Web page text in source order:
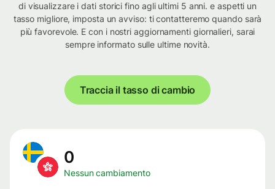
di visualizzare i dati storici fino agli ultimi 5 anni. e aspetti un
tasso migliore, imposta un avviso: ti contatteremo quando sarà
più favorevole. E con i nostri aggiornamenti giornalieri, sarai
sempre informato sulle ultime novità.
Traccia il tasso di cambio
0
Nessun cambiamento